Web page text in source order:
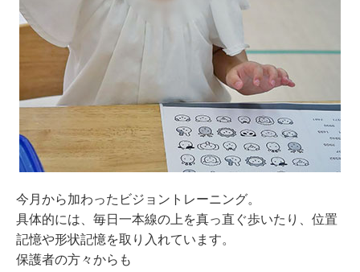
今月から加わったビジョントレーニング。
具体的には、毎日一本線の上を真っ直ぐ歩いたり、位置
記憶や形状記憶を取り入れています。
保護者の方々からも